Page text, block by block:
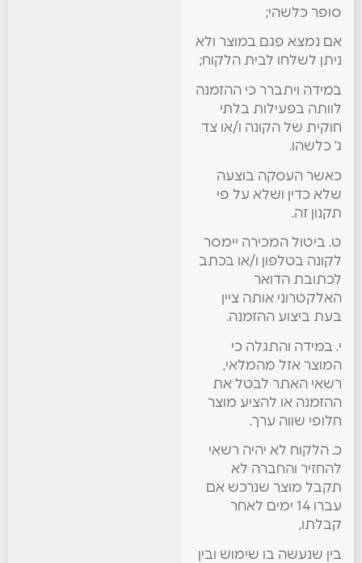
סופר כלשהי;
אם נמצא פגם במוצר ולא
ניתן לשלחו לבית הלקוח;
במידה ויתברר כי ההזמנה
לוותה בפעילות בלתי
חוקית של הקונה ו/או צד
ג’ כלשהו.
כאשר העסקה בוצעה
שלא כדין ושלא על פי
תקנון זה.
ט. ביטול המכירה יימסר
לקונה בטלפון ו/או בכתב
לכתובת הדואר
האלקטרוני אותה ציין
בעת ביצוע ההזמנה.
י. במידה והתגלה כי
המוצר אזל מהמלאי,
רשאי האתר לבטל את
ההזמנה או להציע מוצר
חלופי שווה ערך.
כ. הלקוח לא יהיה רשאי
להחזיר והחברה לא
תקבל מוצר שנרכש אם
עברו 14 ימים לאחר
קבלתו,
בין שנעשה בו שימוש ובין